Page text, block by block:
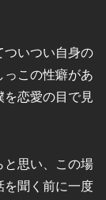
ついつい自身の
っこの性癖があ
を恋愛の目で見
と思い、この場
を聞く前に一度